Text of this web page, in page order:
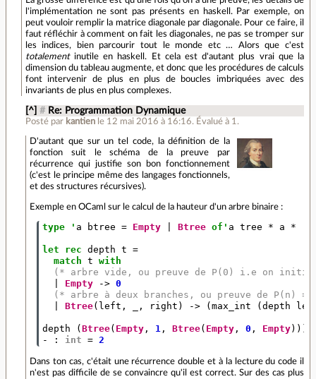
l'implémentation ne sont pas présents en haskell. Par exemple, on
peut vouloir remplir la matrice diagonale par diagonale. Pour ce faire, il
faut réfléchir à comment on fait les diagonales, ne pas se tromper sur
les indices, bien parcourir tout le monde etc … Alors que c'est
totalementinutile en haskell. Et cela est d'autant plus vrai que la
dimension du tableau augmente, et donc que les procédures de calculs
font intervenir de plus en plus de boucles imbriquées avec des
invariants de plus en plus complexes.
[^] # Re: Programmation Dynamique
Posté par kantien le 12 mai 2016 à 16:16. Évalué à 1 .
D'autant que sur un tel code, la définition de la
fonction suit le schéma de la preuve par
récurrence qui justifie son bon fonctionnement
(c'est le principe même des langages fonctionnels,
et des structures récursives).
Exemple en OCaml sur le calcul de la hauteur d'un arbre binaire :
type ' a btree = Empty Btree of' a tree * a *
let rec depth t
=
match
t
with
(* arbre vide, ou preuve de P(0) i.e on
Empty -> 0
(* arbre à deux branches, ou preuve de P(n)
Btree( left , _, right ) -> (max_int (depth
depth (Btree( Empty , 1 , Btree( Empty , 0 , Empty)))
-
: int = 2
Dans ton cas, c'était une récurrence double et à la lecture du code il
n'est pas difficile de se convaincre qu'il est correct. Sur des cas plus